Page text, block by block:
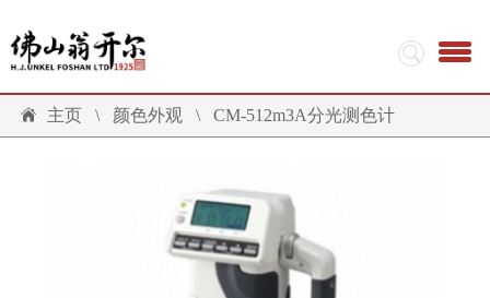
主页 \ 颜色外观 \ CM-512m3A分光测色计